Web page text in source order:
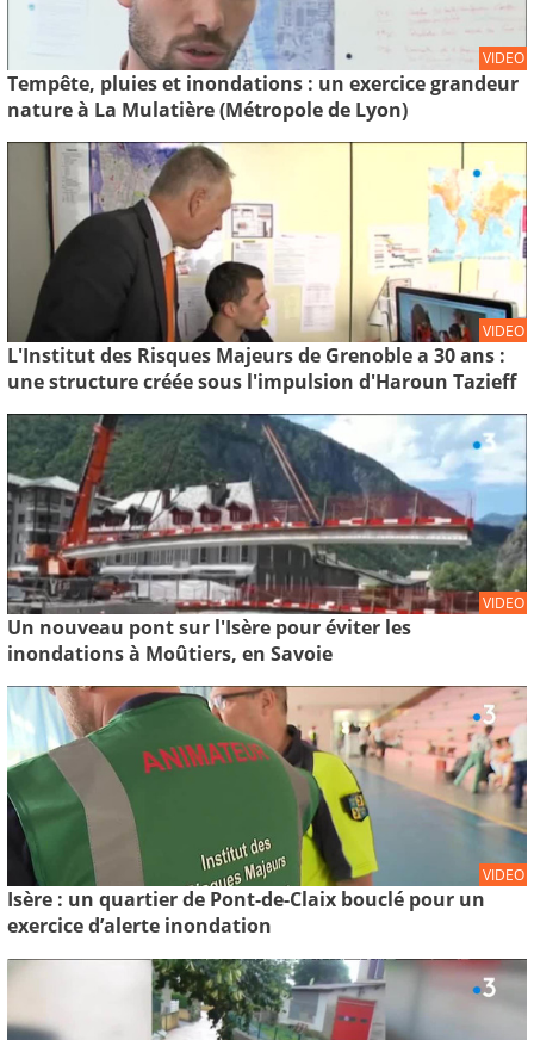
VIDEO
Tempête, pluies et inondations : un exercice grandeur
nature à La Mulatière (Métropole de Lyon)
VIDEO
L'Institut des Risques Majeurs de Grenoble a 30 ans :
une structure créée sous l'impulsion d'Haroun Tazieff
VIDEO
Un nouveau pont sur l'Isère pour éviter les
inondations à Moûtiers, en Savoie
VIDEO
Isère : un quartier de Pont-de-Claix bouclé pour un
exercice d’alerte inondation